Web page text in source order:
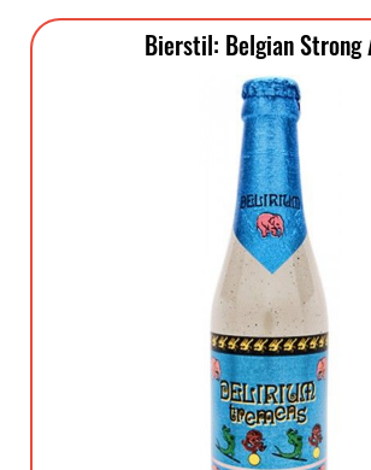
Bierstil: Belgian Strong